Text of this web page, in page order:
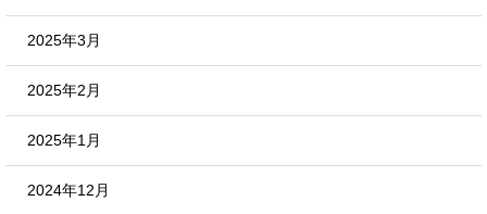
2025年3月
2025年2月
2025年1月
2024年12月